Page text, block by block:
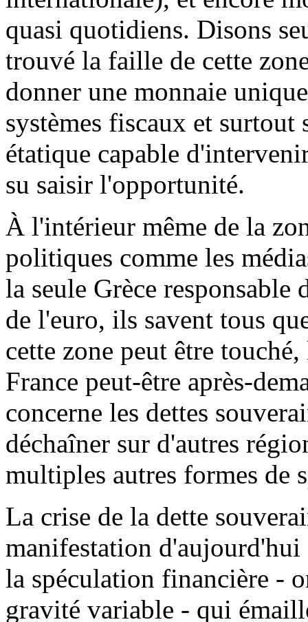
quasi quotidiens. Disons
trouvé la faille de cette
donner une monnaie
systèmes fiscaux et surtout
étatique capable
su saisir l'opportunité.
À l'intérieur même de la
politiques comme les
la seule Grèce
de l'euro, ils savent tous
cette zone peut être
France peut-être après-
concerne les dettes
déchaîner sur d'autres
multiples autres formes de
La crise de la dette
manifestation d'aujourd'hui
la spéculation financière -
gravité variable - qui